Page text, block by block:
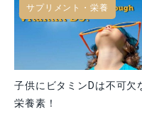
サプリメント・栄養
子供にビタミンDは不可欠
栄養素！